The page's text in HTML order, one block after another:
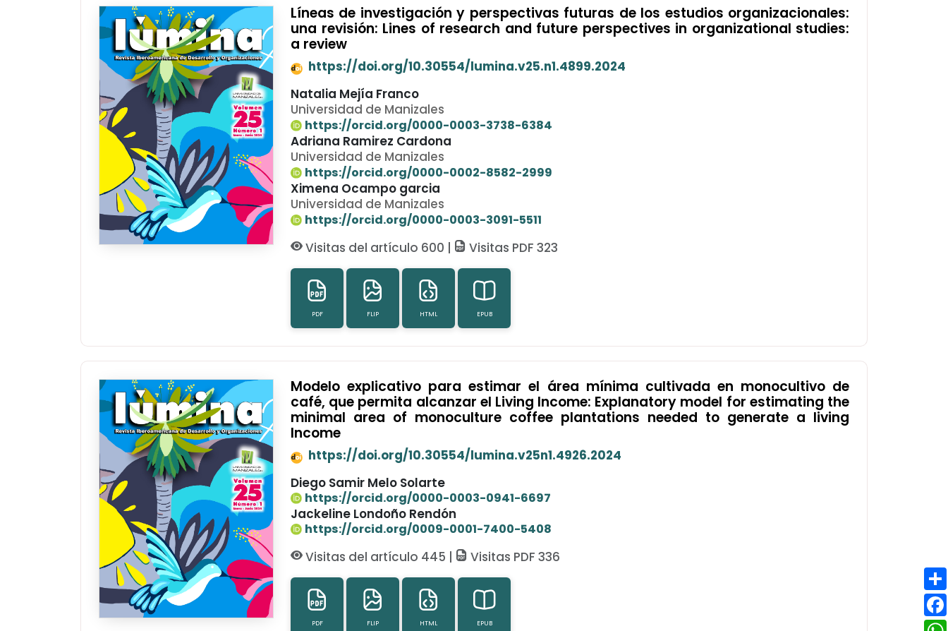
Líneas de investigación y perspectivas futuras de los estudios organizacionales:
una revisión: Lines of research and future perspectives in organizational studies:
a review
https://doi.org/10.30554/lumina.v25.n1.4899.2024
Natalia Mejía Franco
Universidad de Manizales
https://orcid.org/0000-0003-3738-6384
Adriana Ramirez Cardona
Universidad de Manizales
https://orcid.org/0000-0002-8582-2999
Ximena Ocampo garcia
Universidad de Manizales
https://orcid.org/0000-0003-3091-5511
Visitas del artículo 600 | Visitas PDF 323
PDF FLIP HTML EPUB
Modelo explicativo para estimar el área mínima cultivada en monocultivo de
café, que permita alcanzar el Living Income: Explanatory model for estimating the
minimal area of monoculture coffee plantations needed to generate a living
Income
https://doi.org/10.30554/lumina.v25n1.4926.2024
Diego Samir Melo Solarte
https://orcid.org/0000-0003-0941-6697
Jackeline Londoño Rendón
https://orcid.org/0009-0001-7400-5408
Visitas del artículo 445 | Visitas PDF 336
PDF FLIP HTML EPUB